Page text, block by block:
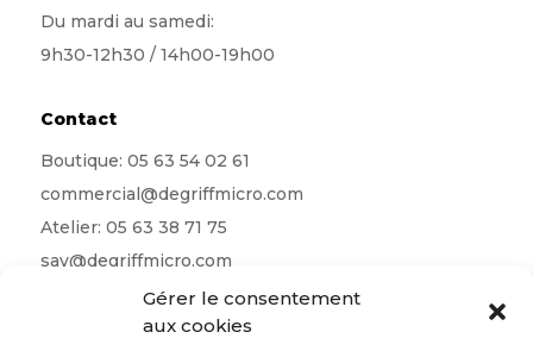
Gérer le consentement
aux cookies
Du mardi au samedi:
9h30-12h30 / 14h00-19h00
Contact
Boutique: 05 63 54 02 61
commercial@degriffmicro.com
Atelier: 05 63 38 71 75
sav@degriffmicro.com
albi@degriffmicro.com
16 Avenue de Garban 81990 Puygouzon